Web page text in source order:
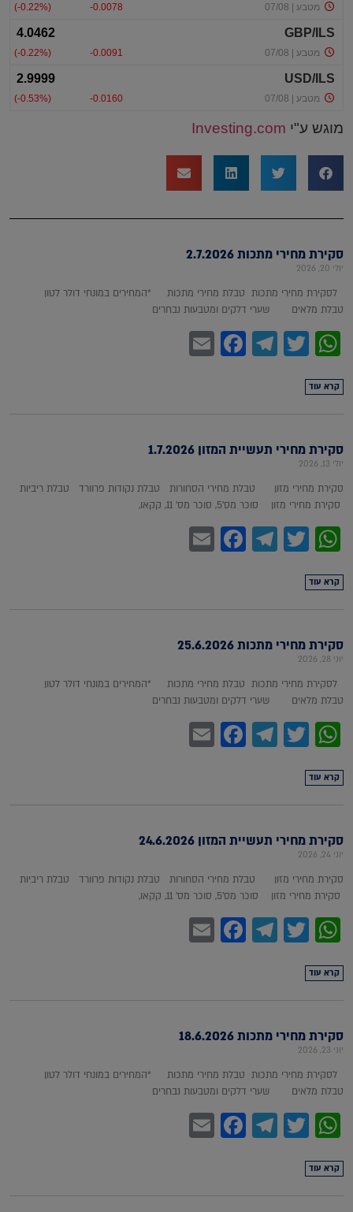
מוגש ע"י Investing.com
סקירת מחירי מתכות 2.7.2026
יולי 20, 2026
לסקירת מחירי מתכות טבלת מחירי מתכות *המחירים במונחי דולר לטון
טבלת מלאים שערי דלקים ומטבעות נבחרים
WhatsApp
Twitter
Telegram
Facebook
קרא עוד
סקירת מחירי תעשיית המזון 1.7.2026
יולי 13, 2026
סקירת מחירי מזון טבלת מחירי הסחורות טבלת נקודות פרוורד טבלת ריביות
סקירת מחירי מזון סוכר מס'5, סוכר מס' 11, קקאו,
WhatsApp
Twitter
Telegram
Facebook
קרא עוד
סקירת מחירי מתכות 25.6.2026
יוני 28, 2026
לסקירת מחירי מתכות טבלת מחירי מתכות *המחירים במונחי דולר לטון
טבלת מלאים שערי דלקים ומטבעות נבחרים
WhatsApp
Twitter
Telegram
Facebook
קרא עוד
סקירת מחירי תעשיית המזון 24.6.2026
יוני 24, 2026
סקירת מחירי מזון טבלת מחירי הסחורות טבלת נקודות פרוורד טבלת ריביות
סקירת מחירי מזון סוכר מס'5, סוכר מס' 11, קקאו,
WhatsApp
Twitter
Telegram
Facebook
קרא עוד
סקירת מחירי מתכות 18.6.2026
יוני 23, 2026
לסקירת מחירי מתכות טבלת מחירי מתכות *המחירים במונחי דולר לטון
טבלת מלאים שערי דלקים ומטבעות נבחרים
WhatsApp
Twitter
Telegram
Facebook
קרא עוד